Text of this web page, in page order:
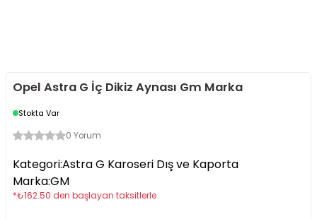
Opel Astra G İç Dikiz Aynası Gm Marka
Stokta Var
0 Yorum
Kategori:Astra G Karoseri Dış ve Kaporta
Marka:GM
*₺162.50 den başlayan taksitlerle